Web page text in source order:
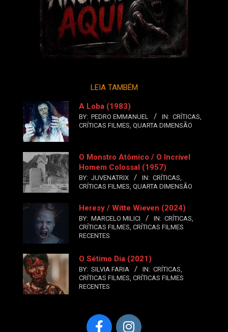
LEIA TAMBÉM
A Loba (1983)
BY: PEDRO EMMANUEL IN: CRÍTICAS
CRÍTICAS FILMES QUARTA DIMENSÃO
O Monstro Atômico / O Incrível
Homem Colossal (1957)
BY: JUVENATRIX IN: CRÍTICAS
CRÍTICAS FILMES QUARTA DIMENSÃO
Heresy / Witte Wieven (2024)
BY: MARCELO MILICI IN: CRÍTICAS
CRÍTICAS FILMES CRÍTICAS FILMES
RECENTES
O Sétimo Dia (2021)
BY: SILVIA FARIA IN: CRÍTICAS
CRÍTICAS FILMES CRÍTICAS FILMES
RECENTES